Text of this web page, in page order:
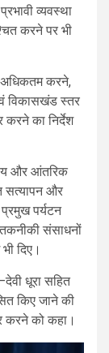
व्यवस्था
करने पर भी
अधिकतम करने,
विकासखंड स्तर
करने का निर्देश
और आंतरिक
सत्यापन और
पर्यटन
संसाधनों
दिए।
धूरा सहित
किए जाने की
करने को कहा।